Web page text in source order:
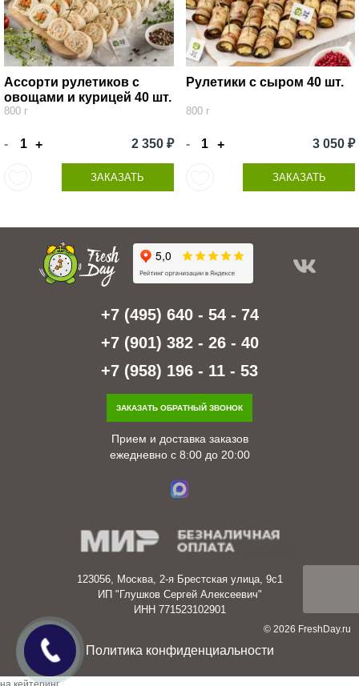
Ассорти рулетиков с
овощами и курицей 40 шт.
800 г
- + 2 350 ₽
ЗАКАЗАТЬ
Рулетики с сыром 40 шт.
800 г
- + 3 050 ₽
ЗАКАЗАТЬ
+7 (495) 640 - 54 - 74
+7 (901) 382 - 26 - 40
+7 (958) 196 - 11 - 53
ЗАКАЗАТЬ ОБРАТНЫЙ ЗВОНОК
Прием и доставка заказов
ежедневно с 8:00 до 20:00
123056, Москва, 2-я Брестская улица, 9с1
ИП "Глушков Сергей Алексеевич"
ИНН 771523102901
© 2026 FreshDay.ru
Политика конфиденциальности
заявка